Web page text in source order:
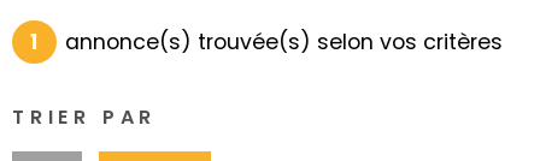
NOS
1 annonce(s) trouvée(s) selon vos critères
TRIER PAR